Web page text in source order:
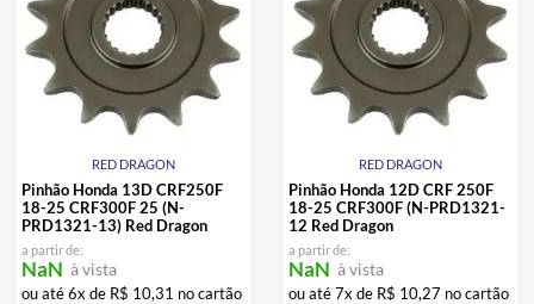
RED DRAGON
Pinhão Honda 13D CRF250F
18-25 CRF300F 25 (N-
PRD1321-13) Red Dragon
a partir de:
NaN à vista
ou até6x de R$ 10,31 no cartão
RED DRAGON
Pinhão Honda 12D CRF 250F
18-25 CRF300F (N-PRD1321-
12 Red Dragon
a partir de:
NaN à vista
ou até7x de R$ 10,27 no cartão
7 º CALÇA
8 ALPINESTAR
AIROH